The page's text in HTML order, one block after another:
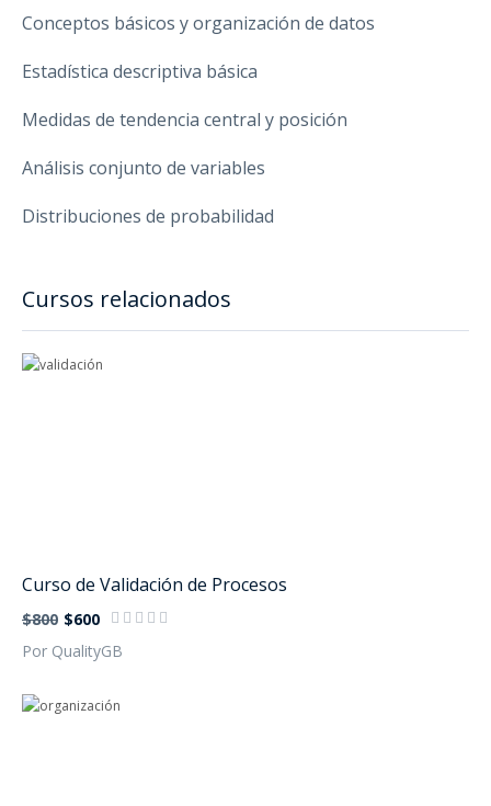
Conceptos básicos y organización de datos
Estadística descriptiva básica
Medidas de tendencia central y posición
Análisis conjunto de variables
Distribuciones de probabilidad
Cursos relacionados
Curso de Validación de Procesos
$800 $600
Por QualityGB